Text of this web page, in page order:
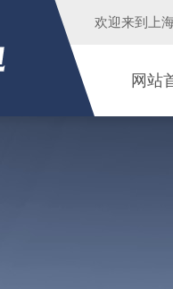
欢迎来到 上
网站